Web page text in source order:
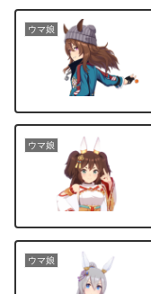
ウマ娘
ウマ娘
ウマ娘